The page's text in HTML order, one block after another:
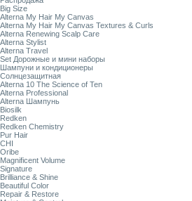
Big Size
Alterna My Hair My Canvas
Alterna My Hair My Canvas Textures & Curls
Alterna Renewing Scalp Care
Alterna Stylist
Alterna Travel
Set Дорожные и мини наборы
Шампуни и кондиционеры
Солнцезащитная
Alterna 10 The Science of Ten
Alterna Professional
Alterna Шампунь
Biosilk
Redken
Redken Chemistry
Pur Hair
CHI
Oribe
Magnificent Volume
Signature
Brilliance & Shine
Beautiful Color
Repair & Restore